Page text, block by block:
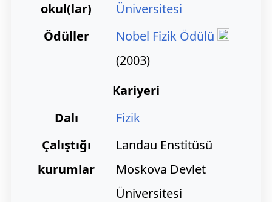
okul(lar)
Üniversitesi
Ödüller
Nobel Fizik Ödülü
(2003)
Kariyeri
Dalı
Fizik
Çalıştığı
kurumlar
Landau Enstitüsü
Moskova Devlet
Üniversitesi